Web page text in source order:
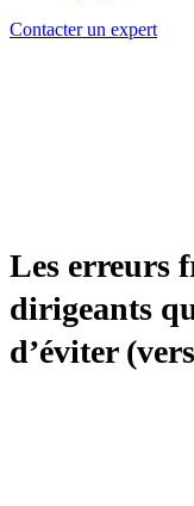
Contacter un expert
Les erreurs
dirigeants
d’éviter